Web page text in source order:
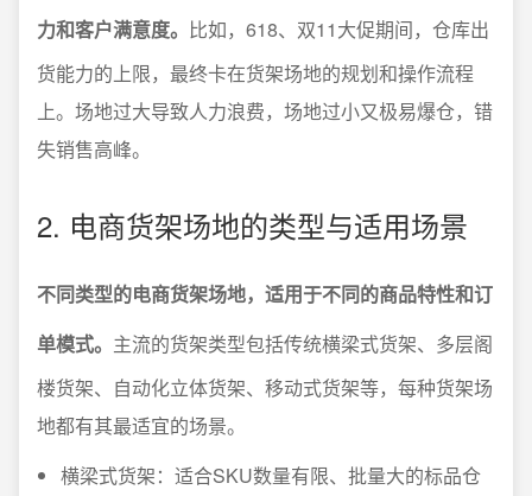
力和客户满意度。 比如，618、双11大促期间，仓库出
货能力的上限，最终卡在货架场地的规划和操作流程
上。场地过大导致人力浪费，场地过小又极易爆仓，错
失销售高峰。
2. 电商货架场地的类型与适用场景
不同类型的电商货架场地，适用于不同的商品特性和订
单模式。 主流的货架类型包括传统横梁式货架、多层阁
楼货架、自动化立体货架、移动式货架等，每种货架场
地都有其最适宜的场景。
横梁式货架：适合SKU数量有限、批量大的标品仓